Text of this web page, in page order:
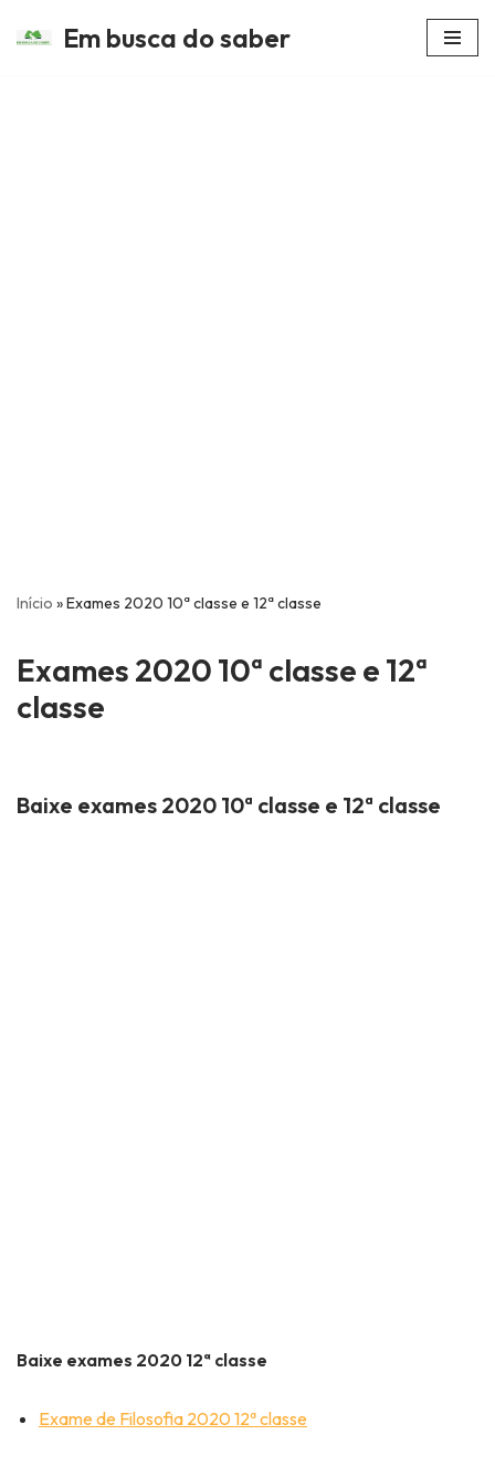
Em busca do saber
Início »Exames 2020 10ª classe e 12ª classe
Exames 2020 10ª classe e 12ª
classe
Baixe exames 2020 10ª classe e 12ª classe
Baixe exames 2020 12ª classe
Exame de Filosofia 2020 12ª classe